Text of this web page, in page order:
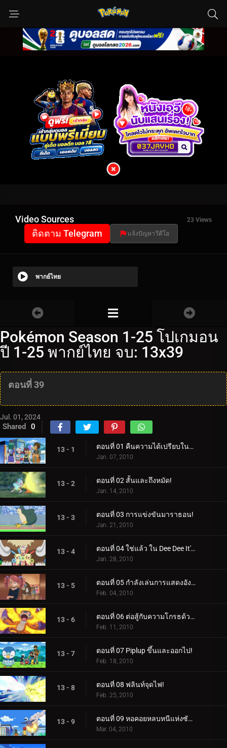
Video Sources 23 Views
ติดตาม Telegram แจ้งปัญหาวีดีโอ
พากย์ไทย
Pokémon Season 1-25 โปเกมอน
ปี 1-25 พากย์ไทย จบ: 13x39
ตอนที่ 39
Jul. 01, 2024
Shared 0
13 - 1 ตอนที่ 01 คืนความได้เปรียบในบ้าน!
Jan. 07, 2010
13 - 2 ตอนที่ 02 สั้นและถึงหมัด!
Jan. 14, 2010
13 - 3 ตอนที่ 03 การแข่งขันมาราธอน!
Jan. 21, 2010
13 - 4 ตอนที่ 04 ใช่แล้ว ใน Dee Dee It's Dawn!
Jan. 28, 2010
13 - 5 ตอนที่ 05 กำลังเล่นการแสดงอังกอร์!
Feb. 04, 2010
13 - 6 ตอนที่ 06 ต่อสู้กับความโกรธด้วยไฟ!
Feb. 11, 2010
13 - 7 ตอนที่ 07 Piplup ขึ้นและออกไป!
Feb. 18, 2010
13 - 8 ตอนที่ 08 ฟลินท์จุดไฟ!
Feb. 25, 2010
13 - 9 ตอนที่ 09 หอคอยหลบหนีแห่งซันนี่ชอร์!
Mar. 04, 2010